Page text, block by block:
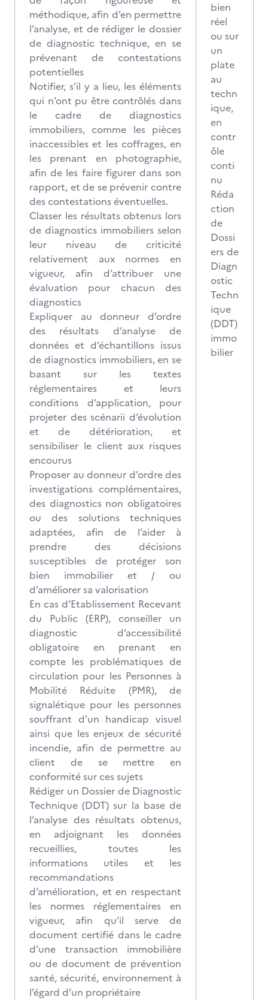
méthodique, afin d’en permettre
l’analyse, et de rédiger le dossier
de diagnostic technique, en se
prévenant de contestations
potentielles
Notifier, s’il y a lieu, les éléments
qui n’ont pu être contrôlés dans
le cadre de diagnostics
immobiliers, comme les pièces
inaccessibles et les coffrages, en
les prenant en photographie,
afin de les faire figurer dans son
rapport, et de se prévenir contre
des contestations éventuelles.
Classer les résultats obtenus lors
de diagnostics immobiliers selon
leur niveau de criticité
relativement aux normes en
vigueur, afin d’attribuer une
évaluation pour chacun des
diagnostics
Expliquer au donneur d’ordre
des résultats d’analyse de
données et d’échantillons issus
de diagnostics immobiliers, en se
basant sur les textes
réglementaires et leurs
conditions d’application, pour
projeter des scénarii d’évolution
et de détérioration, et
sensibiliser le client aux risques
encourus
Proposer au donneur d’ordre des
investigations complémentaires,
des diagnostics non obligatoires
ou des solutions techniques
adaptées, afin de l’aider à
prendre des décisions
susceptibles de protéger son
bien immobilier et / ou
d’améliorer sa valorisation
En cas d’Etablissement Recevant
du Public (ERP), conseiller un
diagnostic d’accessibilité
obligatoire en prenant en
compte les problématiques de
circulation pour les Personnes à
Mobilité Réduite (PMR), de
signalétique pour les personnes
souffrant d’un handicap visuel
ainsi que les enjeux de sécurité
incendie, afin de permettre au
client de se mettre en
conformité sur ces sujets
Rédiger un Dossier de Diagnostic
Technique (DDT) sur la base de
l’analyse des résultats obtenus,
en adjoignant les données
recueillies, toutes les
informations utiles et les
recommandations
d’amélioration, et en respectant
les normes réglementaires en
vigueur, afin qu’il serve de
document certifié dans le cadre
d’une transaction immobilière
ou de document de prévention
santé, sécurité, environnement à
l’égard d’un propriétaire
bien
réel
ou sur
un
plate
au
techn
ique,
en
contr
ôle
conti
nu
Réda
ction
de
Dossi
ers de
Diagn
ostic
Techn
ique
(DDT)
immo
bilier